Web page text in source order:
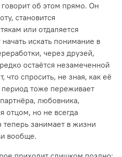
об этом прямо. Он
становится
или отдаляется
искать понимание в
через друзей,
остаётся незамеченной
что спросить, не зная, как её
тоже переживает
любовника,
отцом, но не всегда
теперь занимает в жизни
вообще.